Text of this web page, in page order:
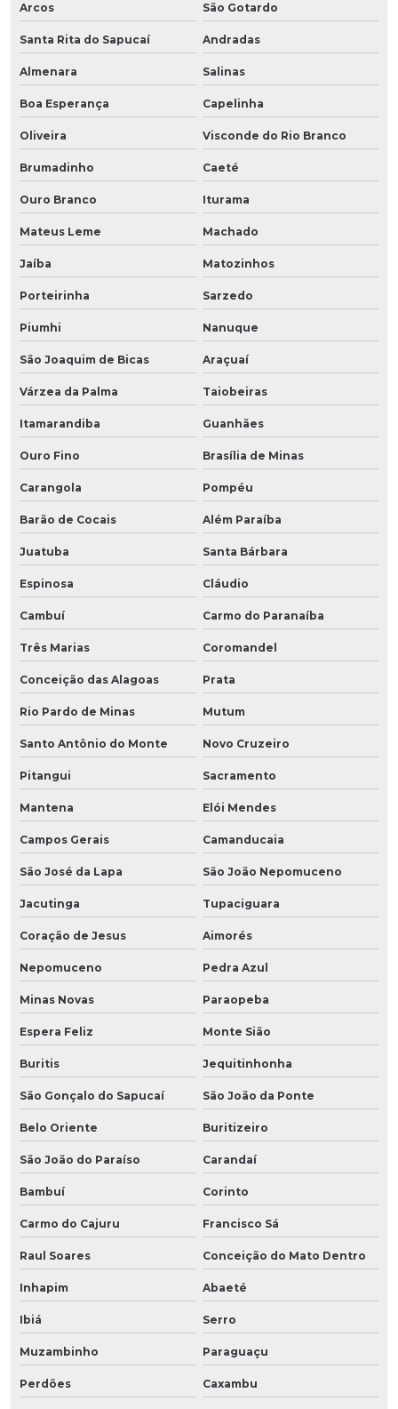
Arcos São Gotardo
Santa Rita do Sapucaí Andradas
Almenara Salinas
Boa Esperança Capelinha
Oliveira Visconde do Rio Branco
Brumadinho Caeté
Ouro Branco Iturama
Mateus Leme Machado
Jaíba Matozinhos
Porteirinha Sarzedo
Piumhi Nanuque
São Joaquim de Bicas Araçuaí
Várzea da Palma Taiobeiras
Itamarandiba Guanhães
Ouro Fino Brasília de Minas
Carangola Pompéu
Barão de Cocais Além Paraíba
Juatuba Santa Bárbara
Espinosa Cláudio
Cambuí Carmo do Paranaíba
Três Marias Coromandel
Conceição das Alagoas Prata
Rio Pardo de Minas Mutum
Santo Antônio do Monte Novo Cruzeiro
Pitangui Sacramento
Mantena Elói Mendes
Campos Gerais Camanducaia
São José da Lapa São João Nepomuceno
Jacutinga Tupaciguara
Coração de Jesus Aimorés
Nepomuceno Pedra Azul
Minas Novas Paraopeba
Espera Feliz Monte Sião
Buritis Jequitinhonha
São Gonçalo do Sapucaí São João da Ponte
Belo Oriente Buritizeiro
São João do Paraíso Carandaí
Bambuí Corinto
Carmo do Cajuru Francisco Sá
Raul Soares Conceição do Mato Dentro
Inhapim Abaeté
Ibiá Serro
Muzambinho Paraguaçu
Perdões Caxambu